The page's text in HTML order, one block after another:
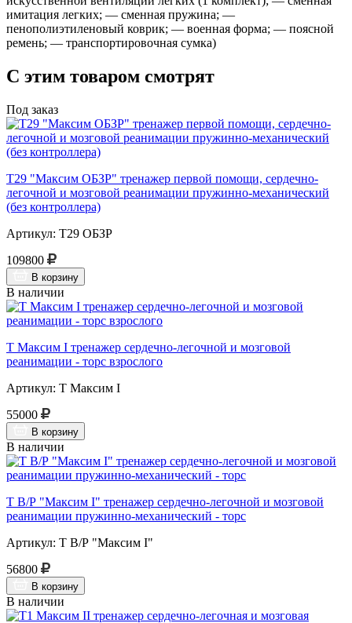
имитация легких; — сменная пружина; —
пенополиэтиленовый коврик; — военная форма; — поясной
ремень; — транспортировочная сумка)
С этим товаром смотрят
Под заказ
Т29 "Максим ОБЗР" тренажер первой помощи, сердечно-
легочной и мозговой реанимации пружинно-механический
(без контроллера)
Артикул: Т29 ОБЗР
109800
В корзину
В наличии
Т Максим I тренажер сердечно-легочной и мозговой
реанимации - торс взрослого
Артикул: Т Максим I
55000
В корзину
В наличии
Т В/Р "Максим I" тренажер сердечно-легочной и мозговой
реанимации пружинно-механический - торс
Артикул: Т В/Р "Максим I"
56800
В корзину
В наличии